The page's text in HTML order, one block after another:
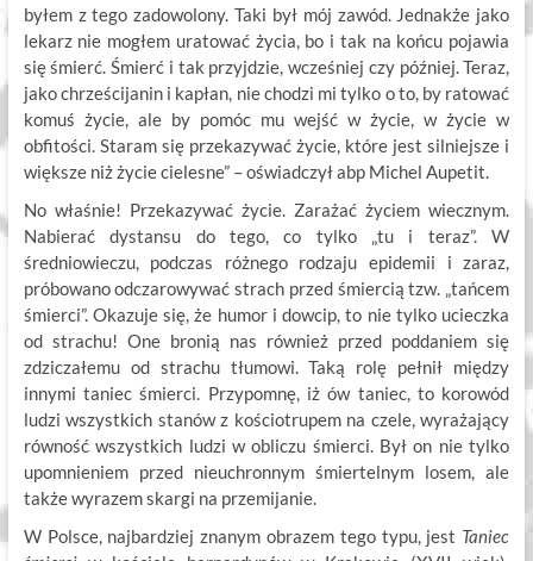
byłem z tego zadowolony. Taki był mój zawód. Jednakże jako
lekarz nie mogłem uratować życia, bo i tak na końcu pojawia
się śmierć. Śmierć i tak przyjdzie, wcześniej czy później. Teraz,
jako chrześcijanin i kapłan, nie chodzi mi tylko o to, by ratować
komuś życie, ale by pomóc mu wejść w życie, w życie w
obfitości. Staram się przekazywać życie, które jest silniejsze i
większe niż życie cielesne” – oświadczył abp Michel Aupetit.
No właśnie! Przekazywać życie. Zarażać życiem wiecznym.
Nabierać dystansu do tego, co tylko „tu i teraz”. W
średniowieczu, podczas różnego rodzaju epidemii i zaraz,
próbowano odczarowywać strach przed śmiercią tzw. „tańcem
śmierci”. Okazuje się, że humor i dowcip, to nie tylko ucieczka
od strachu! One bronią nas również przed poddaniem się
zdziczałemu od strachu tłumowi. Taką rolę pełnił między
innymi taniec śmierci. Przypomnę, iż ów taniec, to korowód
ludzi wszystkich stanów z kościotrupem na czele, wyrażający
równość wszystkich ludzi w obliczu śmierci. Był on nie tylko
upomnieniem przed nieuchronnym śmiertelnym losem, ale
także wyrazem skargi na przemijanie.
W Polsce, najbardziej znanym obrazem tego typu, jest Taniec